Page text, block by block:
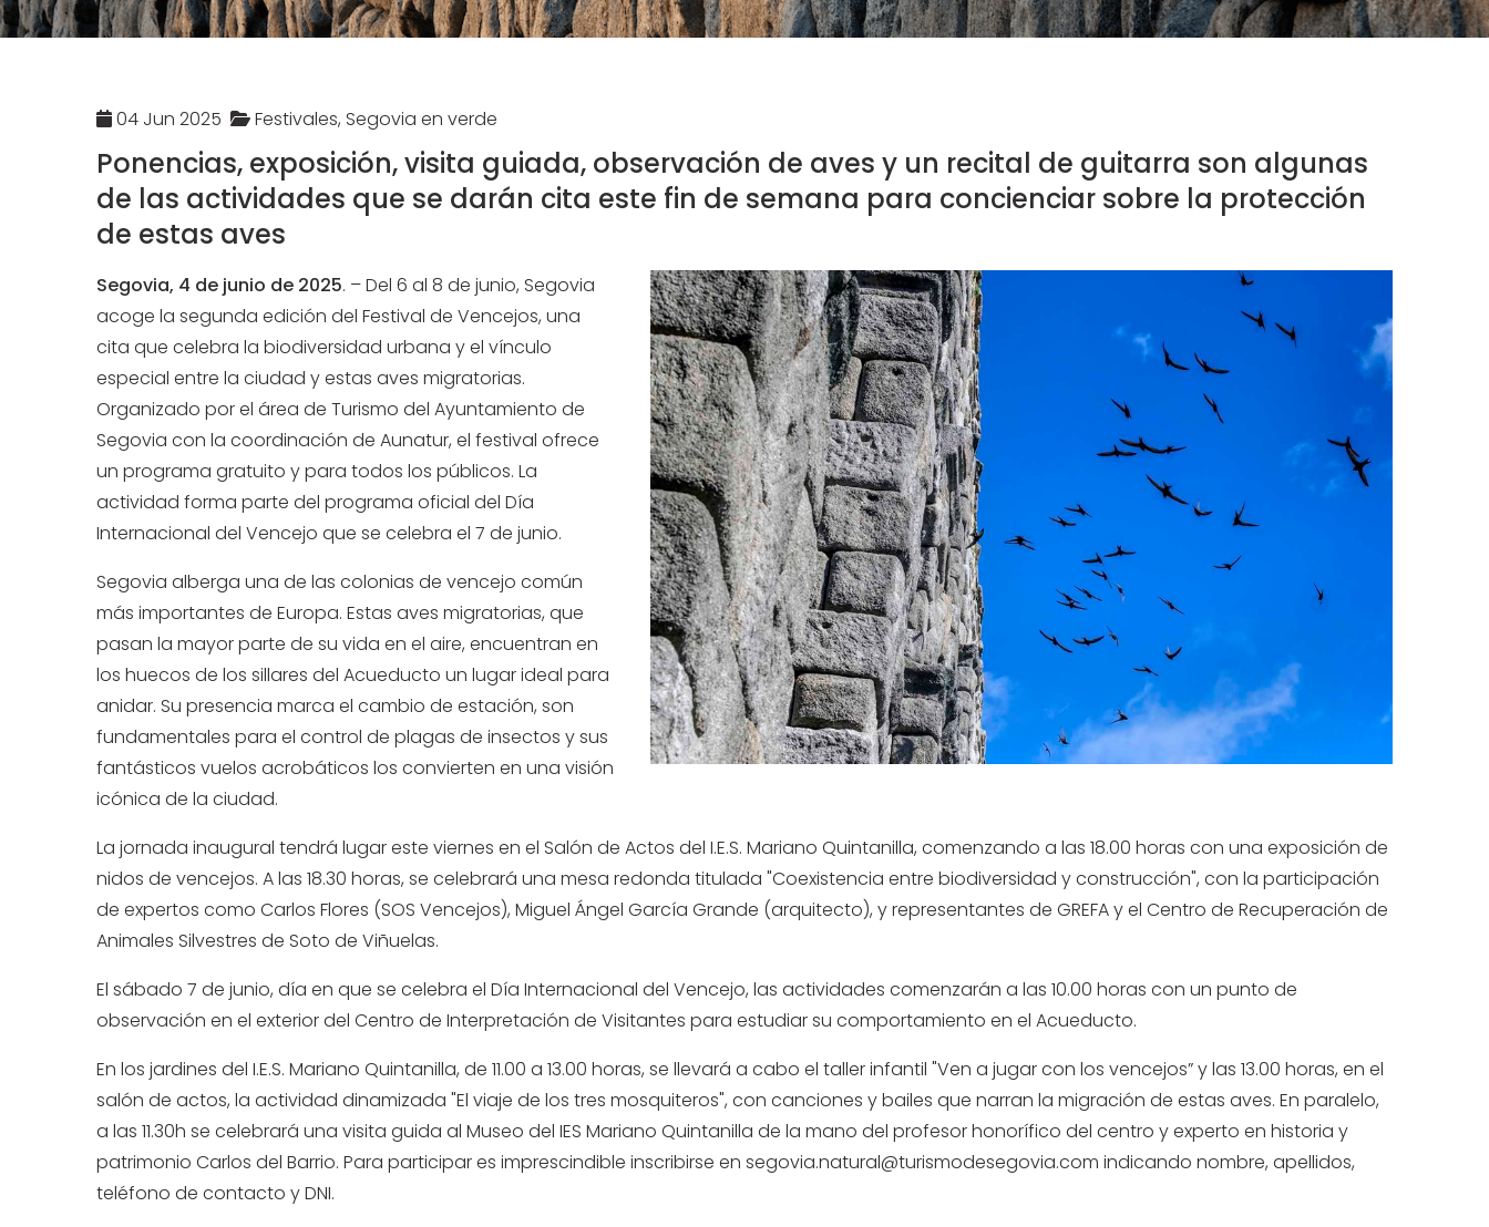
04 Jun 2025 Festivales, Segovia en verde
Ponencias, exposición, visita guiada, observación de aves y un recital de guitarra son algunas
de las actividades que se darán cita este fin de semana para concienciar sobre la protección
de estas aves
Segovia, 4 de junio de 2025. – Del 6 al 8 de junio, Segovia
acoge la segunda edición del Festival de Vencejos, una
cita que celebra la biodiversidad urbana y el vínculo
especial entre la ciudad y estas aves migratorias.
Organizado por el área de Turismo del Ayuntamiento de
Segovia con la coordinación de Aunatur, el festival ofrece
un programa gratuito y para todos los públicos. La
actividad forma parte del programa oficial del Día
Internacional del Vencejo que se celebra el 7 de junio.
Segovia alberga una de las colonias de vencejo común
más importantes de Europa. Estas aves migratorias, que
pasan la mayor parte de su vida en el aire, encuentran en
los huecos de los sillares del Acueducto un lugar ideal para
anidar. Su presencia marca el cambio de estación, son
fundamentales para el control de plagas de insectos y sus
fantásticos vuelos acrobáticos los convierten en una visión
icónica de la ciudad.
La jornada inaugural tendrá lugar este viernes en el Salón de Actos del I.E.S. Mariano Quintanilla, comenzando a las 18.00 horas con una exposición de
nidos de vencejos. A las 18.30 horas, se celebrará una mesa redonda titulada "Coexistencia entre biodiversidad y construcción", con la participación
de expertos como Carlos Flores (SOS Vencejos), Miguel Ángel García Grande (arquitecto), y representantes de GREFA y el Centro de Recuperación de
Animales Silvestres de Soto de Viñuelas.
El sábado 7 de junio, día en que se celebra el Día Internacional del Vencejo, las actividades comenzarán a las 10.00 horas con un punto de
observación en el exterior del Centro de Interpretación de Visitantes para estudiar su comportamiento en el Acueducto.
En los jardines del I.E.S. Mariano Quintanilla, de 11.00 a 13.00 horas, se llevará a cabo el taller infantil "Ven a jugar con los vencejos” y las 13.00 horas, en el
salón de actos, la actividad dinamizada "El viaje de los tres mosquiteros", con canciones y bailes que narran la migración de estas aves. En paralelo,
a las 11.30h se celebrará una visita guida al Museo del IES Mariano Quintanilla de la mano del profesor honorífico del centro y experto en historia y
patrimonio Carlos del Barrio. Para participar es imprescindible inscribirse en segovia.natural@turismodesegovia.com indicando nombre, apellidos,
teléfono de contacto y DNI.